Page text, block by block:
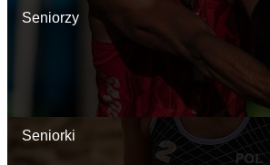
Seniorzy
Seniorki